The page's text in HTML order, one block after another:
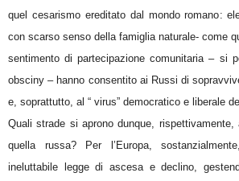
quel cesarismo ereditato dal mondo romano:
con scarso senso della famiglia naturale- come
sentimento di partecipazione comunitaria – si
obsciny – hanno consentito ai Russi di
e, soprattutto, al “ virus” democratico e liberale
Quali strade si aprono dunque,
quella russa? Per l’Europa,
ineluttabile legge di ascesa e declino,